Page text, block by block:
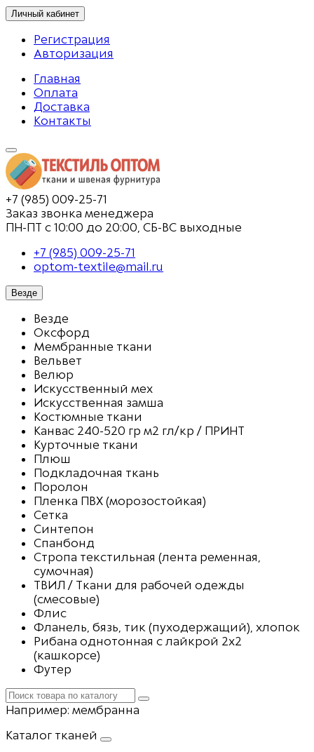
Личный кабинет
Регистрация
Авторизация
Главная
Оплата
Доставка
Контакты
+7 (985) 009-25-71
Заказ звонка менеджера
ПН-ПТ с 10:00 до 20:00, СБ-ВС выходные
+7 (985) 009-25-71
optom-textile@mail.ru
Везде
Везде
Оксфорд
Мембранные ткани
Вельвет
Велюр
Искусственный мех
Искусственная замша
Костюмные ткани
Канвас 240-520 гр м2 гл/кр / ПРИНТ
Курточные ткани
Плюш
Подкладочная ткань
Поролон
Пленка ПВХ (морозостойкая)
Сетка
Синтепон
Спанбонд
Стропа текстильная (лента ременная,
сумочная)
ТВИЛ / Ткани для рабочей одежды
(смесовые)
Флис
Фланель, бязь, тик (пуходержащий), хлопок
Рибана однотонная с лайкрой 2х2
(кашкорсе)
Футер
Например: мембранна
Каталог тканей